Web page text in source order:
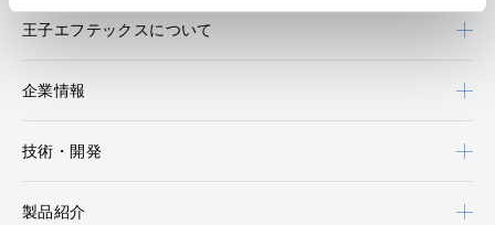
王子エフテックスについて
企業情報
技術・開発
製品紹介